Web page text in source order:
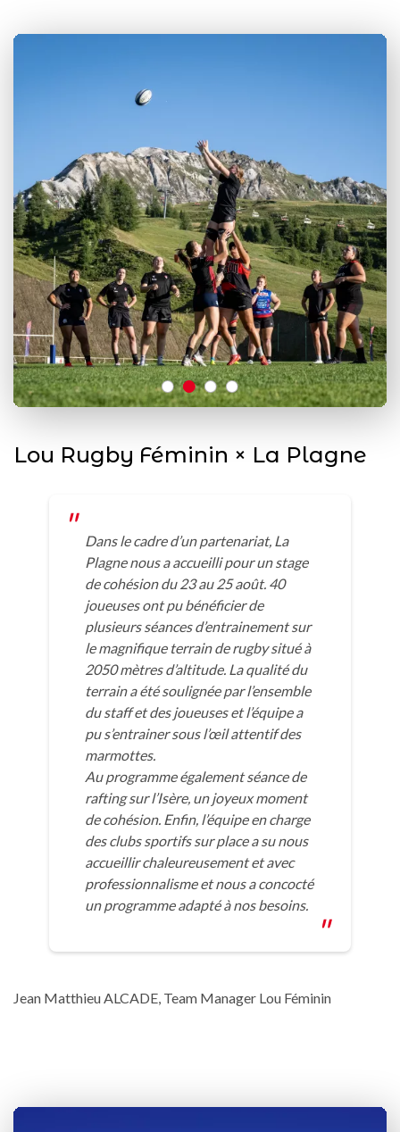
Lou Rugby Féminin × La Plagne
Dans le cadre d’un partenariat, La
Plagne nous a accueilli pour un stage
de cohésion du 23 au 25 août. 40
joueuses ont pu bénéficier de
plusieurs séances d’entrainement sur
le magnifique terrain de rugby situé à
2050 mètres d’altitude. La qualité du
terrain a été soulignée par l’ensemble
du staff et des joueuses et l’équipe a
pu s’entrainer sous l’œil attentif des
marmottes.
Au programme également séance de
rafting sur l’Isère, un joyeux moment
de cohésion. Enfin, l’équipe en charge
des clubs sportifs sur place a su nous
accueillir chaleureusement et avec
professionnalisme et nous a concocté
un programme adapté à nos besoins.
Jean Matthieu ALCADE, Team Manager Lou Féminin